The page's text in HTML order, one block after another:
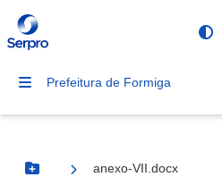
Prefeitura de Formiga
Botão Menu
anexo-VII.docx